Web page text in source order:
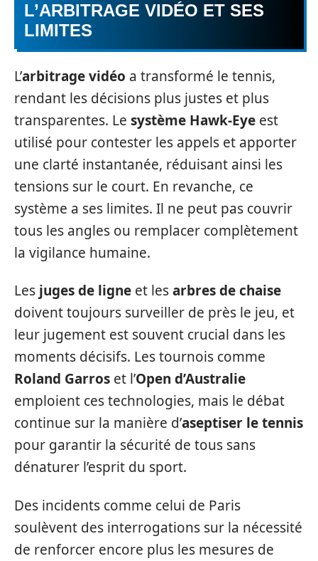
L’ARBITRAGE VIDÉO ET SES
LIMITES
L’arbitrage vidéo a transformé le tennis,
rendant les décisions plus justes et plus
transparentes. Le système Hawk-Eye est
utilisé pour contester les appels et apporter
une clarté instantanée, réduisant ainsi les
tensions sur le court. En revanche, ce
système a ses limites. Il ne peut pas couvrir
tous les angles ou remplacer complètement
la vigilance humaine.
Les juges de ligne et lesarbres de chaise
doivent toujours surveiller de près le jeu, et
leur jugement est souvent crucial dans les
moments décisifs. Les tournois comme
Roland Garros et l’Open d’Australie
emploient ces technologies, mais le débat
continue sur la manière d’aseptiser le tennis
pour garantir la sécurité de tous sans
dénaturer l’esprit du sport.
Des incidents comme celui de Paris
soulèvent des interrogations sur la nécessité
de renforcer encore plus les mesures de